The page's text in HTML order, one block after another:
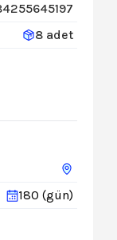
8 adet
180 (gün)